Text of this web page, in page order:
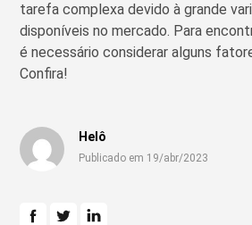
tarefa complexa devido à grande
disponíveis no mercado. Para
é necessário considerar alguns
Confira!
Helô
Publicado em 19/abr/2023